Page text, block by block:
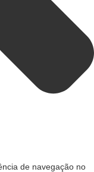
de navegação no